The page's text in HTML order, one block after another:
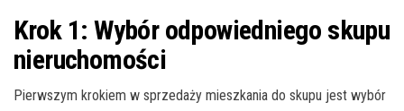
Krok 1: Wybór odpowiedniego skupu
nieruchomości
Pierwszym krokiem w sprzedaży mieszkania do skupu jest wybór